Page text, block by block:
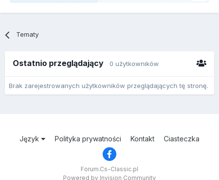
Tematy
Ostatnio przeglądający 0 użytkowników
Brak zarejestrowanych użytkowników przeglądających tę stronę.
Język Polityka prywatności Kontakt Ciasteczka
Forum.Cs-Classic.pl
Powered by Invision Community